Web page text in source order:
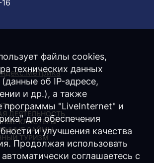
ДЕЯТЕЛЬНОСТЬ
КЛАСТЕРЫ
ЗАЙМЫ
ТУРИЗМ
файлы cookies,
технических данных
(данные об IP-адресе,
и др.), а также
программы "LiveInternet" и
для обеспечения
и улучшения качества
Продолжая использовать
соглашаетесь с